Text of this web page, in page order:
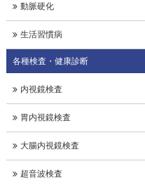
動脈硬化
生活習慣病
各種検査・健康診断
内視鏡検査
胃内視鏡検査
大腸内視鏡検査
超音波検査